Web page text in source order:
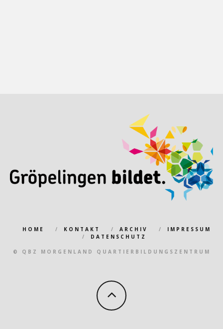
HOME KONTAKT ARCHIV
IMPRESSUM
DATENSCHUTZ
© QBZ MORGENLAND QUARTIERBILDUNGSZENTRUM